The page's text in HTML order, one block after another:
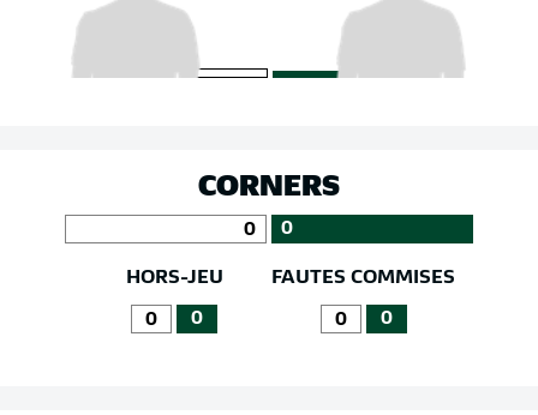
CORNERS
0 0
HORS-JEU
0 0
FAUTES COMMISES
0 0